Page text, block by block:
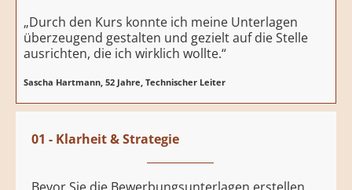
„Durch den Kurs konnte ich meine Unterlagen
überzeugend gestalten und gezielt auf die Stelle
ausrichten, die ich wirklich wollte.“
Sascha Hartmann, 52 Jahre, Technischer Leiter
01 - Klarheit & Strategie